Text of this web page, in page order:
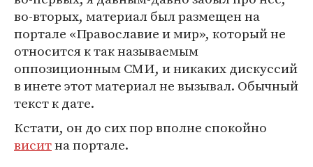
во-вторых, материал был размещен на
портале «Православие и мир», который не
относится к так называемым
оппозиционным СМИ, и никаких дискуссий
в инете этот материал не вызывал. Обычный
текст к дате.
Кстати, он до сих пор вполне спокойно
виситна портале.